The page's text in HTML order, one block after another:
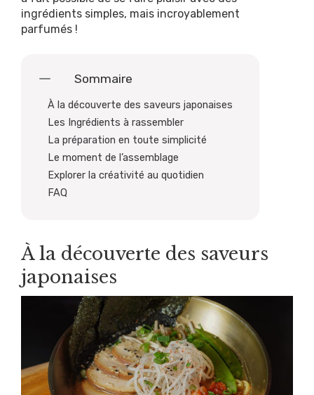
ingrédients simples, mais incroyablement
parfumés !
Sommaire
À la découverte des saveurs japonaises
Les Ingrédients à rassembler
La préparation en toute simplicité
Le moment de l’assemblage
Explorer la créativité au quotidien
FAQ
À la découverte des saveurs
japonaises